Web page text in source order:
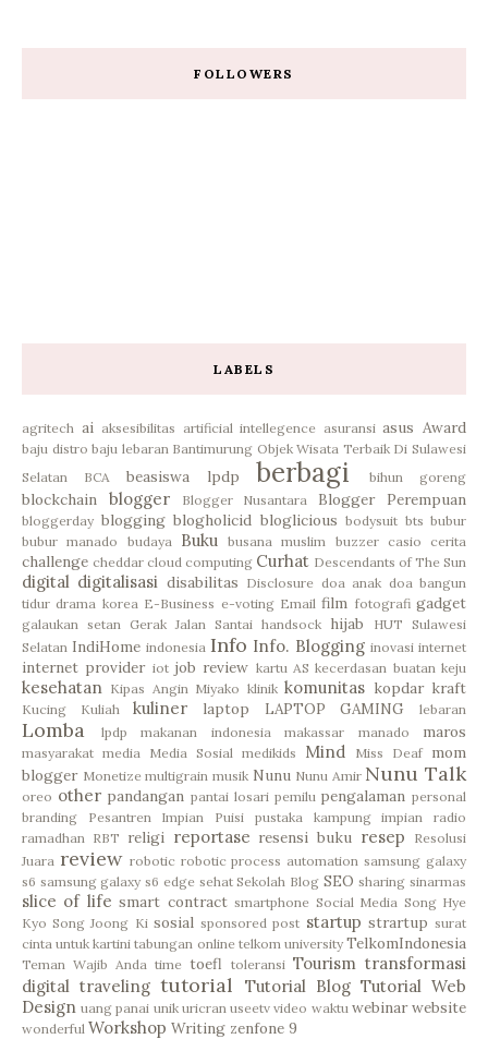
FOLLOWERS
LABELS
agritech ai aksesibilitas artificial intellegence asuransi asus Award
baju distro baju lebaran Bantimurung Objek Wisata Terbaik Di Sulawesi
Selatan
BCA beasiswa lpdp berbagi bihun goreng
blockchain blogger Blogger Nusantara Blogger Perempuan
bloggerday blogging blogholicid bloglicious bodysuit bts bubur
bubur manado
budaya Buku busana muslim buzzer casio cerita
challenge cheddar cloud computing Curhat Descendants of The Sun
digital digitalisasi disabilitas Disclosure doa anak doa bangun
tidur drama korea E-Business e-voting Email film fotografi gadget
galaukan setan Gerak Jalan Santai handsock hijab
HUT Sulawesi
Selatan IndiHome indonesia Info Info. Blogging inovasi internet
internet provider iot job review kartu AS kecerdasan buatan keju
kesehatan Kipas Angin Miyako klinik komunitas kopdar kraft
Kucing Kuliah kuliner laptop LAPTOP GAMING lebaran
Lomba lpdp makanan indonesia makassar manado maros
masyarakat media Media Sosial medikids Mind Miss Deaf mom
blogger Monetize multigrain musik Nunu Nunu Amir Nunu Talk
oreo other pandangan pantai losari pemilu pengalaman personal
branding
Pesantren Impian Puisi pustaka kampung impian
radio
ramadhan RBT religi reportase resensi buku resep
Resolusi
Juara review robotic robotic process automation samsung galaxy
s6 samsung galaxy s6 edge sehat Sekolah Blog SEO sharing sinarmas
slice of life smart contract smartphone Social Media Song Hye
Kyo Song Joong Ki sosial sponsored post startup strartup surat
cinta untuk kartini tabungan online telkom university TelkomIndonesia
Teman Wajib Anda time toefl toleransi Tourism transformasi
digital traveling tutorial Tutorial Blog Tutorial Web
Design uang panai unik uricran useetv video waktu webinar website
wonderful Workshop Writing zenfone 9